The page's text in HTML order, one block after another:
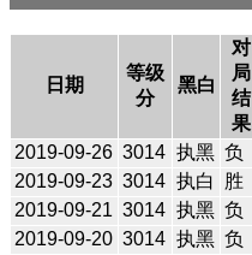
日期
等级
分
黑白
对
局
结
果
2019-09-26 3014 执黑 负
2019-09-23 3014 执白 胜
2019-09-21 3014 执黑 负
2019-09-20 3014 执黑 负